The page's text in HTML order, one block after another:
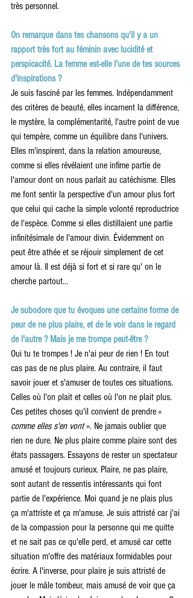
très personnel.
On remarque dans tes chansons qu'il y a un
rapport très fort au féminin avec lucidité et
perspicacité. La femme est-elle l'une de tes sources
d'inspirations ?
Je suis fasciné par les femmes. Indépendamment
des critères de beauté, elles incarnent la différence,
le mystère, la complémentarité, l'autre point de vue
qui tempère, comme un équilibre dans l'univers.
Elles m'inspirent, dans la relation amoureuse,
comme si elles révélaient une infime partie de
l'amour dont on nous parlait au catéchisme. Elles
me font sentir la perspective d'un amour plus fort
que celui qui cache la simple volonté reproductrice
de l'espèce. Comme si elles distillaient une partie
infinitésimale de l'amour divin. Évidemment on
peut être athée et se réjouir simplement de cet
amour là. Il est déjà si fort et si rare qu' on le
cherche partout...
Je subodore que tu évoques une certaine forme de
peur de ne plus plaire, et de le voir dans le regard
de l'autre ? Mais je me trompe peut-être ?
Oui tu te trompes ! Je n'ai peur de rien ! En tout
cas pas de ne plus plaire. Au contraire, il faut
savoir jouer et s'amuser de toutes ces situations.
Celles où l'on plait et celles où l'on ne plait plus.
Ces petites choses qu'il convient de prendre «
comme elles s'en vont ». Ne jamais oublier que
rien ne dure. Ne plus plaire comme plaire sont des
états passagers. Essayons de rester un spectateur
amusé et toujours curieux. Plaire, ne pas plaire,
sont autant de ressentis intéressants qui font
partie de l'expérience. Moi quand je ne plais plus
ça m'attriste et ça m'amuse. Je suis attristé car j'ai
de la compassion pour la personne qui me quitte
et ne sait pas ce qu'elle perd, et amusé car cette
situation m'offre des matériaux formidables pour
écrire. A l'inverse, pour plaire je suis attristé de
jouer le mâle tombeur, mais amusé de voir que ça